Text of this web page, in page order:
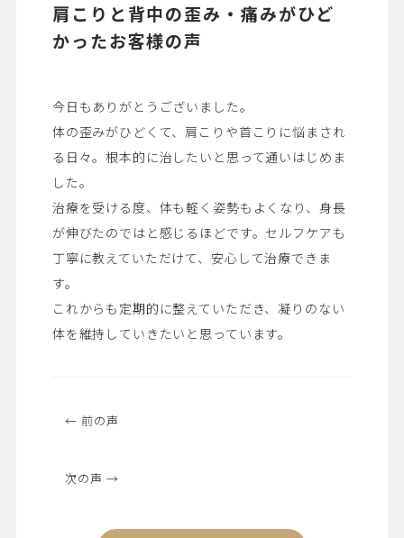
肩こりと背中の歪み・痛みがひど
かったお客様の声
今日もありがとうございました。
体の歪みがひどくて、肩こりや首こりに悩まされ
る日々。根本的に治したいと思って通いはじめま
した。
治療を受ける度、体も軽く姿勢もよくなり、身長
が伸びたのではと感じるほどです。セルフケアも
丁寧に教えていただけて、安心して治療できま
す。
これからも定期的に整えていただき、凝りのない
体を維持していきたいと思っています。
← 前の声
次の声 →